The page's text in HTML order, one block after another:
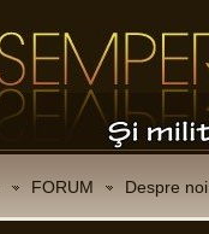
FORUM Despre noi